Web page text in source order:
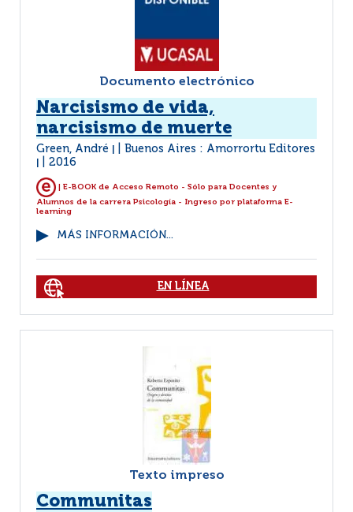
Documento electrónico
Narcisismo de vida,
narcisismo de muerte
Green, André Buenos Aires : Amorrortu Editores
2016
| E-BOOK de Acceso Remoto - Sólo para Docentes y
Alumnos de la carrera Psicología - Ingreso por plataforma E-
learning
MÁS INFORMACIÓN...
EN LÍNEA
Texto impreso
Communitas